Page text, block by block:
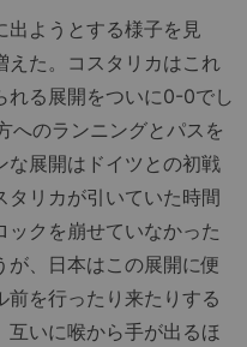
ようとする様子を見
えた。コスタリカはこれ
れる展開をついに0-0でし
へのランニングとパスを
な展開はドイツとの初戦
タリカが引いていた時間
クを崩せていなかった
が、日本はこの展開に便
を行ったり来たりする
いに喉から手が出るほ